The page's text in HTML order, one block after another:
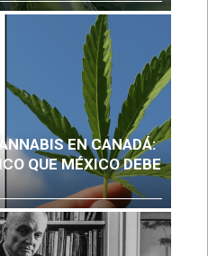
EN CANADÁ:
QUE MÉXICO DEBE